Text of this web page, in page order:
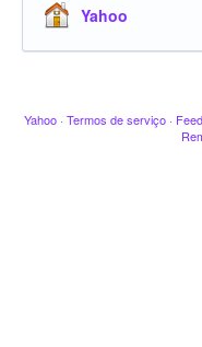
Yahoo
Yahoo · Termos de serviço ·